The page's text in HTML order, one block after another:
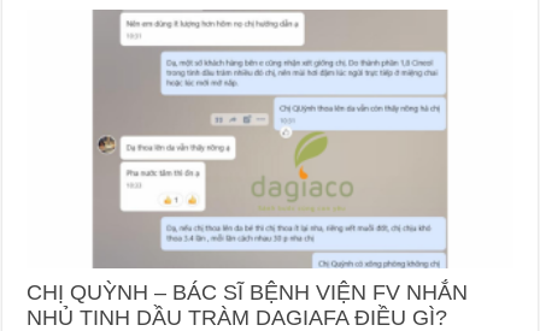
CHỊ QUỲNH – BÁC SĨ BỆNH VIỆN FV NHẮN
NHỦ TINH DẦU TRÀM DAGIAFA ĐIỀU GÌ?